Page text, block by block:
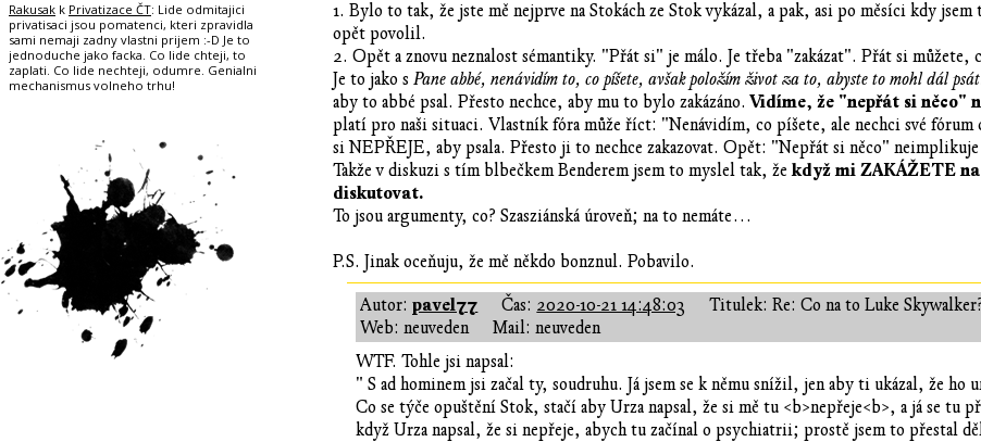
1. Bylo to tak, že jste mě nejprve na Stokách ze Stok vykázal, a pak, asi po měsíci kdy
opět povolil.
2. Opět a znovu neznalost sémantiky. "Přát si" je málo. Je třeba "zakázat". Přát si můžete,
Je to jako sPane abbé, nenávidím to, co píšete, avšak položím život za to, abyste to mohl dál
aby to abbé psal. Přesto nechce, aby mu to bylo zakázáno.Vidíme, že "nepřát si
platí pro naši situaci. Vlastník fóra může říct: "Nenávidím, co píšete, ale nechci své
si NEPŘEJE, aby psala. Přesto ji to nechce zakazovat. Opět: "Nepřát si něco"
Takže v diskuzi s tím blbečkem Benderem jsem to myslel tak, žekdyž mi ZAKÁŽETE
diskutovat.
To jsou argumenty, co? Szasziánská úroveň; na to nemáte…
P.S. Jinak oceňuju, že mě někdo bonznul. Pobavilo.
Autor:pavel77 Čas: 2020-10-21 14:48:03 Titulek: Re: Co na to Luke
Web: neuveden
Mail: neuveden
WTF. Tohle jsi napsal:
" S ad hominem jsi začal ty, soudruhu. Já jsem se k němu snížil, jen aby ti ukázal, že ho
Co se týče opuštění Stok, stačí aby Urza napsal, že si mě tu <b>nepřeje<b>, a já se tu
když Urza napsal, že si nepřeje, abych tu začínal o psychiatrii; prostě jsem to přestal
Rakusak k Privatizace ČT: Lide odmitajici
privatisaci jsou pomatenci, kteri zpravidla
sami nemaji zadny vlastni prijem :-D Je to
jednoduche jako facka. Co lide chteji, to
zaplati. Co lide nechteji, odumre. Genialni
mechanismus volneho trhu!